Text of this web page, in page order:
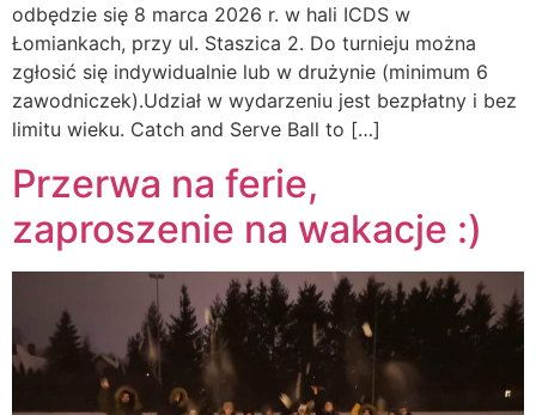
odbędzie się 8 marca 2026 r. w hali ICDS w
Łomiankach, przy ul. Staszica 2. Do turnieju można
zgłosić się indywidualnie lub w drużynie (minimum 6
zawodniczek).Udział w wydarzeniu jest bezpłatny i bez
limitu wieku. Catch and Serve Ball to […]
Przerwa na ferie,
zaproszenie na wakacje :)